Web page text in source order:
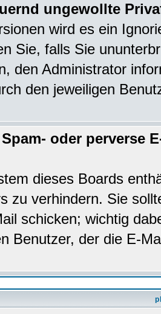
ungewollte
wird es ein
Sie, falls Sie
den Administrator
den jeweiligen
oder perverse
dieses Boards
zu verhindern. Sie
schicken; wichtig
Benutzer, der die E-